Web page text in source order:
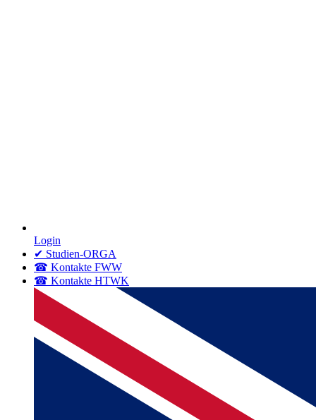
Login
✔ Studien-ORGA
☎ Kontakte FWW
☎ Kontakte HTWK